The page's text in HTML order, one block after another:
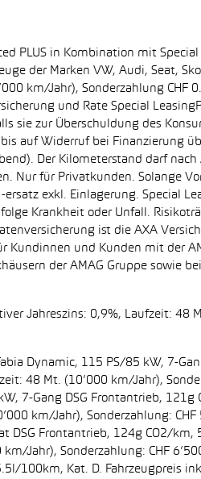
PLUS in Kombination mit
der Marken VW, Audi, Seat,
km/Jahr), Sonderzahlung CHF
und Rate Special
sie zur Überschuldung des
auf Widerruf bei Finanzierung
Der Kilometerstand darf
für Privatkunden. Solange
exkl. Einlagerung. Special
Krankheit oder Unfall.
ist die AXA
und Kunden mit der
der AMAG Gruppe sowie
Jahreszins: 0,9%, Laufzeit: 48
Dynamic, 115 PS/85 kW, 7-
48 Mt. (10’000 km/Jahr),
7-Gang DSG Frontantrieb,
km/Jahr), Sonderzahlung:
Frontantrieb, 124g CO2/
Jahr), Sonderzahlung: CHF
Kat. D. Fahrzeugpreis